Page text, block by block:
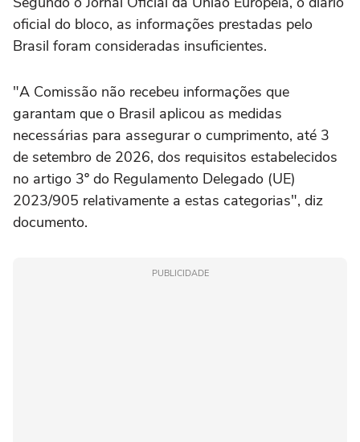
oficial do bloco, as informações prestadas pelo
Brasil foram consideradas insuficientes.
"A Comissão não recebeu informações que
garantam que o Brasil aplicou as medidas
necessárias para assegurar o cumprimento, até 3
de setembro de 2026, dos requisitos estabelecidos
no artigo 3º do Regulamento Delegado (UE)
2023/905 relativamente a estas categorias", diz
documento.
PUBLICIDADE